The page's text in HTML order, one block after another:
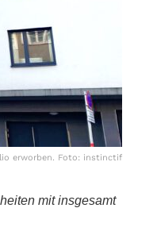
erworben. Foto: instinctif
mit insgesamt